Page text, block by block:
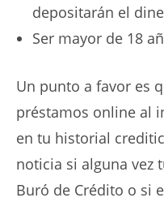
depositarán el
Ser mayor de 18
Un punto a favor es
préstamos online al
en tu historial
noticia si alguna vez
Buró de Crédito o si